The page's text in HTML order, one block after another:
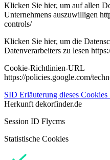
Klicken Sie hier, um auf allen
Unternehmens auszuwilligen
controls/
Klicken Sie hier, um die
Datenverarbeiters zu lesen
Cookie-Richtlinien-URL
https://policies.google.com/
SID Erläuterung dieses Cookies
Herkunft dekorfinder.de
Session ID Flycms
Statistische Cookies